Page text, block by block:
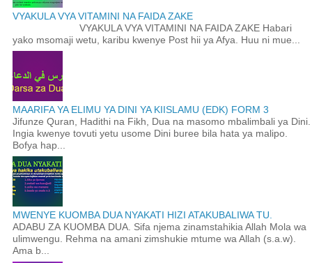
VYAKULA VYA VITAMINI NA FAIDA ZAKE
VYAKULA VYA VITAMINI NA FAIDA ZAKE Habari
yako msomaji wetu, karibu kwenye Post hii ya Afya. Huu ni mue...
MAARIFA YA ELIMU YA DINI YA KIISLAMU (EDK) FORM 3
Jifunze Quran, Hadithi na Fikh, Dua na masomo mbalimbali ya Dini.
Ingia kwenye tovuti yetu usome Dini buree bila hata ya malipo.
Bofya hap...
MWENYE KUOMBA DUA NYAKATI HIZI ATAKUBALIWA TU.
ADABU ZA KUOMBA DUA. Sifa njema zinamstahikia Allah Mola wa
ulimwengu. Rehma na amani zimshukie mtume wa Allah (s.a.w).
Ama b...